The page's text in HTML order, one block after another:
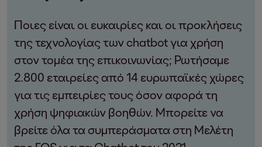
Ποιες είναι οι ευκαιρίες και οι προκλήσεις
της τεχνολογίας των chatbot για χρήση
στον τομέα της επικοινωνίας; Ρωτήσαμε
2.800 εταιρείες από 14 ευρωπαϊκές χώρες
για τις εμπειρίες τους όσον αφορά τη
χρήση ψηφιακών βοηθών. Μπορείτε να
βρείτε όλα τα συμπεράσματα στη Μελέτη